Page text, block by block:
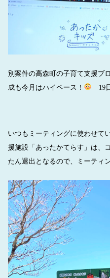
別案件の高森町の子育て支援ブ
成も今月はハイペース！
19
いつもミーティングに使わせて
援施設「あったかてらす」は、
たん退出となるので、ミーティ